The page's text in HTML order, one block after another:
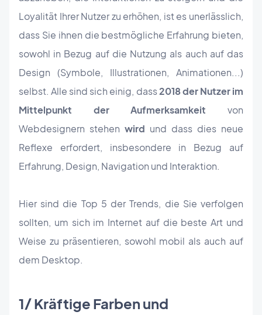
Loyalität Ihrer Nutzer zu erhöhen, ist es unerlässlich,
dass Sie ihnen die bestmögliche Erfahrung bieten,
sowohl in Bezug auf die Nutzung als auch auf das
Design (Symbole, Illustrationen, Animationen...)
selbst. Alle sind sich einig, dass2018 der Nutzer im
Mittelpunkt der Aufmerksamkeit von
Webdesignern stehen wird und dass dies neue
Reflexe erfordert, insbesondere in Bezug auf
Erfahrung, Design, Navigation und Interaktion.
Hier sind die Top 5 der Trends, die Sie verfolgen
sollten, um sich im Internet auf die beste Art und
Weise zu präsentieren, sowohl mobil als auch auf
dem Desktop.
1/ Kräftige Farben und